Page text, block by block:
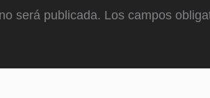
será publicada. Los campos